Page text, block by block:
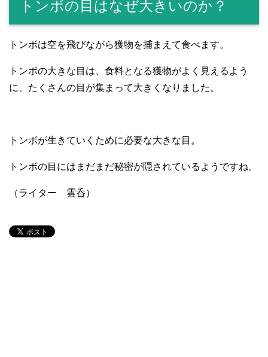
トンボの目はなぜ大きいのか？
トンボは空を飛びながら獲物を捕まえて食べます。
トンボの大きな目は、食料となる獲物がよく見えるよう
に、たくさんの目が集まって大きくなりました。
トンボが生きていくために必要な大きな目。
トンボの目にはまだまだ秘密が隠されているようですね。
（ライター 雲呑）